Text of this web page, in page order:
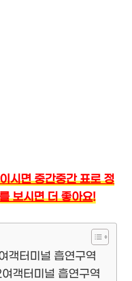
시면 중간중간 표로 정
보시면 더 좋아요!
객터미널 흡연구역
객터미널 흡연구역